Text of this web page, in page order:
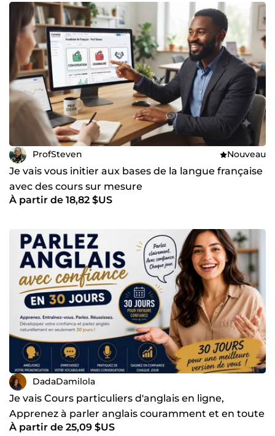
ProfSteven Nouveau
Je vais vous initier aux bases de la langue française
avec des cours sur mesure
À partir de 18,82 $US
DadaDamilola
Je vais Cours particuliers d'anglais en ligne,
Apprenez à parler anglais couramment et en toute
via Zoom
À partir de 25,09 $US